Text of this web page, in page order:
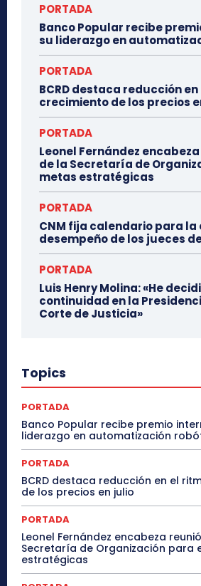
PORTADA
Banco Popular recibe
su liderazgo en
PORTADA
BCRD destaca reducción
crecimiento de los precios
PORTADA
Leonel Fernández
de la Secretaría de
metas estratégicas
PORTADA
CNM fija calendario para
desempeño de los jueces
PORTADA
Luis Henry Molina: «He
continuidad en la
Corte de Justicia»
Topics
PORTADA
Banco Popular recibe premio
liderazgo en automatización
PORTADA
BCRD destaca reducción en el
de los precios en julio
PORTADA
Leonel Fernández encabeza
Secretaría de Organización para
estratégicas